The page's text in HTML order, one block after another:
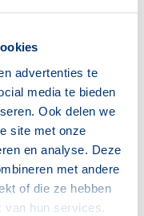
advertenties te
media te bieden
Ook delen we
site met onze
en analyse. Deze
met andere
of die ze hebben
hun services.